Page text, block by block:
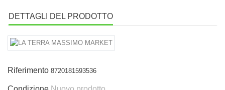
DETTAGLI DEL PRODOTTO
Riferimento 8720181593536